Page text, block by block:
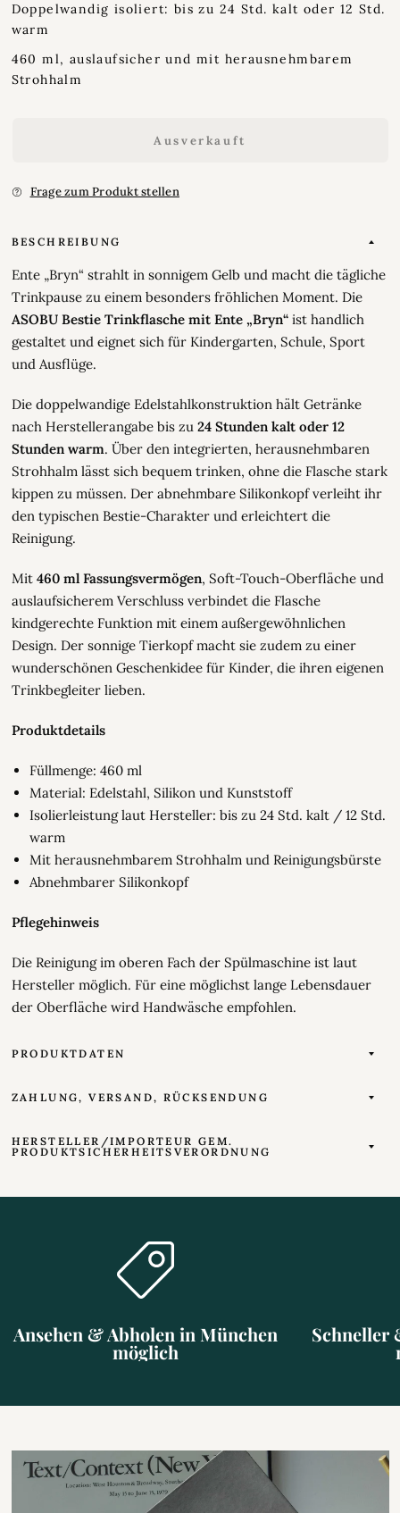
Doppelwandig isoliert: bis zu 24 Std. kalt oder 12 Std.
warm
460 ml, auslaufsicher und mit herausnehmbarem
Strohhalm
Ausverkauft
Frage zum Produkt stellen
BESCHREIBUNG
Ente „Bryn“ strahlt in sonnigem Gelb und macht die tägliche
Trinkpause zu einem besonders fröhlichen Moment. Die
ASOBU Bestie Trinkflasche mit Ente „Bryn“ist handlich
gestaltet und eignet sich für Kindergarten, Schule, Sport
und Ausflüge.
Die doppelwandige Edelstahlkonstruktion hält Getränke
nach Herstellerangabe bis zu 24 Stunden kalt oder 12
Stunden warm. Über den integrierten, herausnehmbaren
Strohhalm lässt sich bequem trinken, ohne die Flasche stark
kippen zu müssen. Der abnehmbare Silikonkopf verleiht ihr
den typischen Bestie-Charakter und erleichtert die
Reinigung.
Mit 460 ml Fassungsvermögen, Soft-Touch-Oberfläche und
auslaufsicherem Verschluss verbindet die Flasche
kindgerechte Funktion mit einem außergewöhnlichen
Design. Der sonnige Tierkopf macht sie zudem zu einer
wunderschönen Geschenkidee für Kinder, die ihren eigenen
Trinkbegleiter lieben.
Produktdetails
Füllmenge: 460 ml
Material: Edelstahl, Silikon und Kunststoff
Isolierleistung laut Hersteller: bis zu 24 Std. kalt / 12 Std.
warm
Mit herausnehmbarem Strohhalm und Reinigungsbürste
Abnehmbarer Silikonkopf
Pflegehinweis
Die Reinigung im oberen Fach der Spülmaschine ist laut
Hersteller möglich. Für eine möglichst lange Lebensdauer
der Oberfläche wird Handwäsche empfohlen.
PRODUKTDATEN
ZAHLUNG, VERSAND, RÜCKSENDUNG
HERSTELLER/IMPORTEUR GEM.
PRODUKTSICHERHEITSVERORDNUNG
Ansehen & Abholen in München
möglich
Schneller